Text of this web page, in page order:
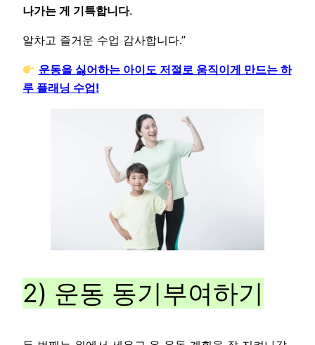
나가는 게 기특합니다.
알차고 즐거운 수업 감사합니다.”
운동을 싫어하는 아이도 저절로 움직이게 만드는 하
루 플래닝 수업!
2) 운동 동기부여하기